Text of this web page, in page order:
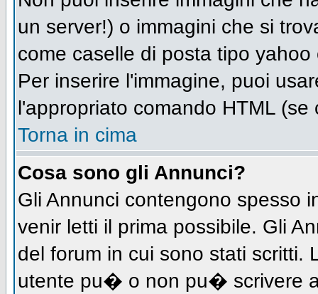
un server!) o immagini che si
come caselle di posta tipo
Per inserire l'immagine, puoi
l'appropriato comando HTML (se
Torna in cima
Cosa sono gli Annunci?
Gli Annunci contengono spesso
venir letti il prima possibile. Gli
del forum in cui sono stati
utente pu� o non pu� scrivere